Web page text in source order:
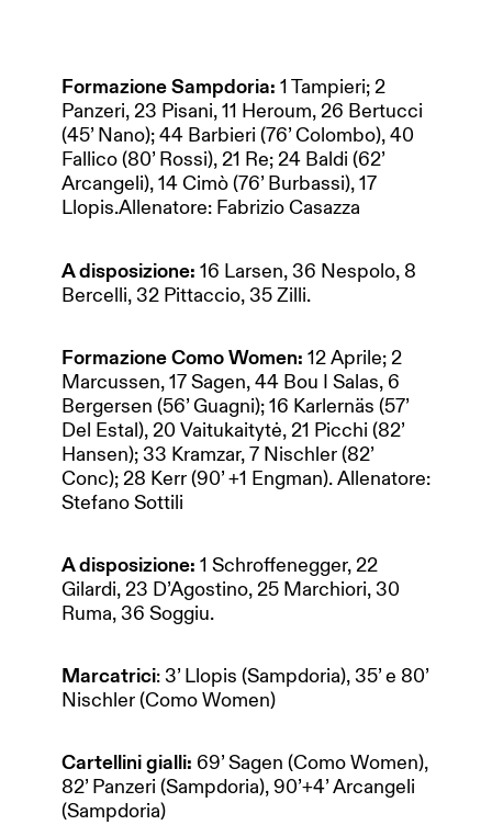
Formazione Sampdoria: 1 Tampieri; 2
Panzeri, 23 Pisani, 11 Heroum, 26 Bertucci
(45’ Nano); 44 Barbieri (76’ Colombo), 40
Fallico (80’ Rossi), 21 Re; 24 Baldi (62’
Arcangeli), 14 Cimò (76’ Burbassi), 17
Llopis.Allenatore: Fabrizio Casazza
A disposizione: 16 Larsen, 36 Nespolo, 8
Bercelli, 32 Pittaccio, 35 Zilli.
Formazione Como Women: 12 Aprile; 2
Marcussen, 17 Sagen, 44 Bou I Salas, 6
Bergersen (56’ Guagni); 16 Karlernäs (57’
Del Estal), 20 Vaitukaitytė, 21 Picchi (82’
Hansen); 33 Kramzar, 7 Nischler (82’
Conc); 28 Kerr (90’ +1 Engman). Allenatore:
Stefano Sottili
A disposizione: 1 Schroffenegger, 22
Gilardi, 23 D’Agostino, 25 Marchiori, 30
Ruma, 36 Soggiu.
Marcatrici: 3’ Llopis (Sampdoria), 35’ e 80’
Nischler (Como Women)
Cartellini gialli: 69’ Sagen (Como Women),
82’ Panzeri (Sampdoria), 90’+4’ Arcangeli
(Sampdoria)